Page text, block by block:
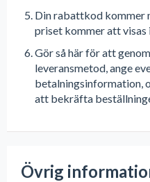
Din rabattkod kommer
priset kommer att visas
Gör så här för att
leveransmetod, ange
betalningsinformation,
att bekräfta
Övrig